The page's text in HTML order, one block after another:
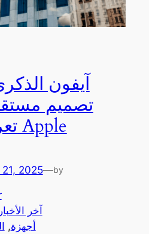
آيفون
تصميم
تعريف هواتف Apple
21, 2025—by
آخر الأخبار
أجهزة,